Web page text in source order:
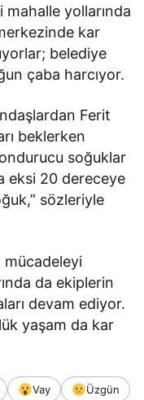
mahalle yollarında
kar
belediye
çaba harcıyor.
Ferit
beklerken
soğuklar
eksi 20 dereceye
sözleriyle
mücadeleyi
da ekiplerin
devam ediyor.
yaşam da kar
Vay
Üzgün